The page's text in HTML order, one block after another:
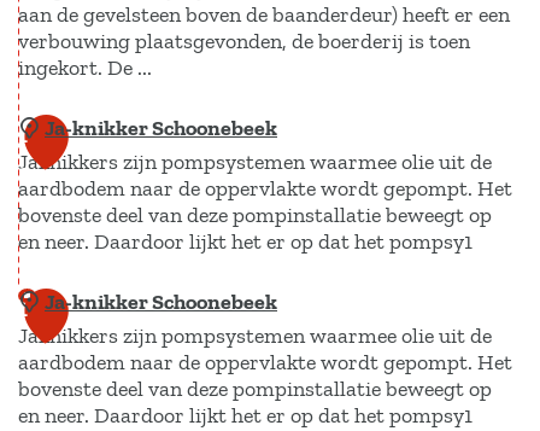
e
B
e
n
t
e
o
o
r
C
o
e
v
o
r
d
e
n
aan de gevelsteen boven de baanderdeur) heeft er een
verbouwing plaatsgevonden, de boerderij is toen
ingekort. De ...
M
u
s
e
u
m
-
e
n
1
3
Ja-knikker Schoonebeek
Jaknikkers zijn pompsystemen waarmee olie uit de
aardbodem naar de oppervlakte wordt gepompt. Het
bovenste deel van deze pompinstallatie beweegt op
en neer. Daardoor lijkt het er op dat het pompsy1
J
a
-
k
1
4
Ja-knikker Schoonebeek
Jaknikkers zijn pompsystemen waarmee olie uit de
aardbodem naar de oppervlakte wordt gepompt. Het
bovenste deel van deze pompinstallatie beweegt op
en neer. Daardoor lijkt het er op dat het pompsy1